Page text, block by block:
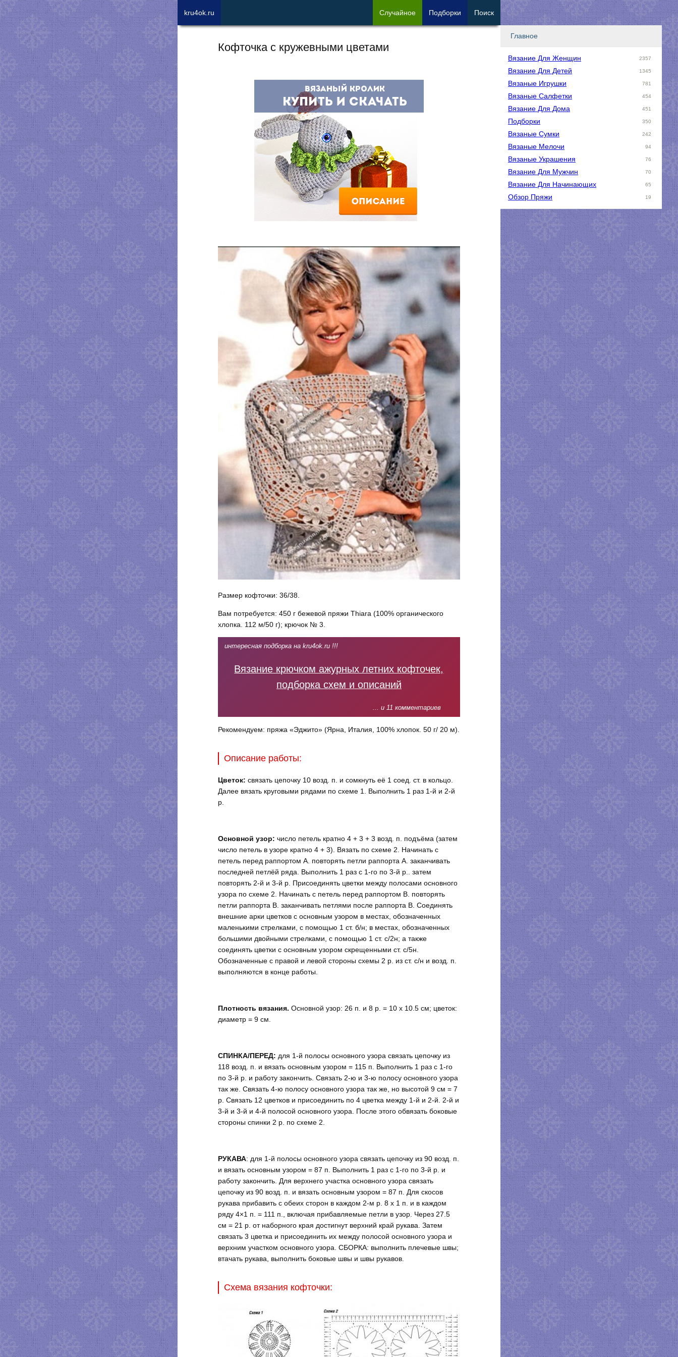
Кофточка с кружевными цветами
Размер кофточки: 36/38.
Вам потребуется: 450 г беже­вой пряжи Thiara (100% орга­нического
хлопка. 112 м/50 г); крючок № 3.
интересная подборка на kru4ok.ru !!!
Вязание крючком ажурных летних кофточек,
подборка схем и описаний
... и 11 комментариев
Рекомендуем: пряжа «Эджито» (Ярна, Италия, 100% хлопок. 50 г/ 20 м).
Описание работы:
Цветок: связать цепочку 10 возд. п. и сомкнуть её 1 соед. ст. в кольцо.
Далее вязать круговыми рядами по схеме 1. Выполнить 1 раз 1-й и 2-й
р.
Основной узор: число петель кратно 4 + 3 + 3 возд. п. подъ­ёма (затем
число петель в узоре кратно 4 + 3). Вязать по схеме 2. Начинать с
петель перед раппортом А. повторять петли раппорта А. заканчивать
последней петлёй ряда. Вы­полнить 1 раз с 1-го по 3-й р.. затем
повторять 2-й и 3-й р. Присоединять цветки между полосами основного
узора по схеме 2. Начинать с петель перед раппортом В. повторять
петли раппорта В. заканчивать петлями после раппорта В. Соединять
внешние арки цветков с основным узором в ме­стах, обозначенных
маленькими стрелками, с помощью 1 ст. б/н; в местах, обозначенных
большими двойными стрелками, с помощью 1 ст. с/2н; а также
соединять цветки с основным узором скрещенными ст. с/5н.
Обозначенные с правой и ле­вой стороны схемы 2 р. из ст. с/н и возд. п.
выполняются в конце работы.
Плотность вязания. Основной узор: 26 п. и 8 р. = 10 х 10.5 см; цветок:
диаметр = 9 см.
СПИНКА/ПЕРЕД: для 1-й полосы основного узора связать цепочку из
118 возд. п. и вязать основным узором = 115 п. Выполнить 1 раз с 1-го
по 3-й р. и работу закончить. Связать 2-ю и 3-ю полосу основного узора
так же. Связать 4-ю полосу основного узора так же, но высотой 9 см = 7
р. Связать 12 цветков и присоединить по 4 цветка между 1-й и 2-й. 2-й и
3-й и 3-й и 4-й полосой основного узора. После этого обвязать боковые
стороны спинки 2 р. по схеме 2.
РУКАВА: для 1-й полосы основного узора связать цепочку из 90 возд. п.
и вязать основным узором = 87 п. Выполнить 1 раз с 1-го по 3-й р. и
работу закончить. Для верхнего участка основного узора связать
цепочку из 90 возд. п. и вязать ос­новным узором = 87 п. Для скосов
рукава прибавить с обеих сторон в каждом 2-м р. 8 х 1 п. и в каждом
ряду 4×1 п. = 111 п., включая прибавляемые петли в узор. Через 27.5
см = 21 р. от наборного края достигнут верхний край рукава. Затем
связать 3 цветка и присоединить их между полосой основного узора и
верхним участком основного узора. СБОРКА: выполнить плечевые швы;
втачать рукава, выпол­нить боковые швы и швы рукавов.
Схема вязания кофточки:
Главное
Вязание Для Женщин 2357
Вязание Для Детей 1345
Вязаные Игрушки 781
Вязаные Салфетки 454
Вязание Для Дома 451
Подборки 350
Вязаные Сумки 242
Вязаные Мелочи 94
Вязаные Украшения 76
Вязание Для Мужчин 70
Вязание Для Начинающих 65
Обзор Пряжи 19
kru4ok.ru Случайное Подборки Поиск